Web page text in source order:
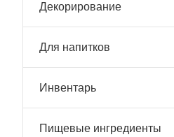
Декорирование
Для напитков
Инвентарь
Пищевые ингредиенты